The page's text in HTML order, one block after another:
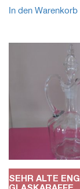
In den Warenkorb
SEHR ALTE